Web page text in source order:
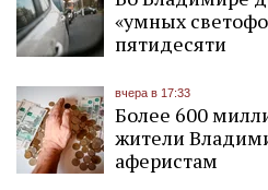
«умных
пятидесяти
вчера в 17:33
Более 600
жители
аферистам